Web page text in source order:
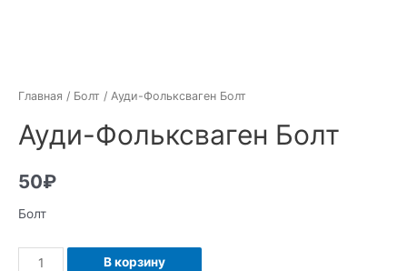
Главная / Болт / Ауди-Фольксваген Болт
Ауди-Фольксваген Болт
50₽
Болт
Количество
В корзину